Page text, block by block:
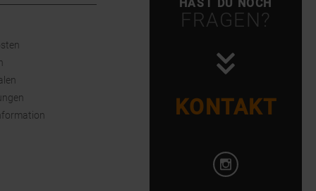
HAST DU NOCH
FRAGEN?
KONTAKT